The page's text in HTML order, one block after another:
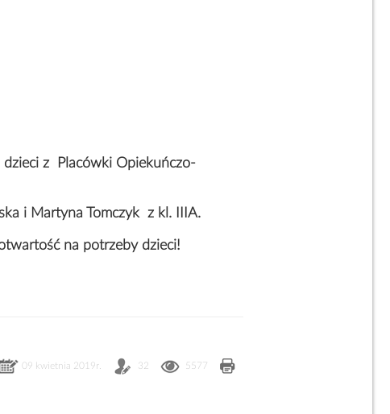
dzieci z Placówki Opiekuńczo-
i Martyna Tomczyk z kl. IIIA.
na potrzeby dzieci!
09 kwietnia 2019r. 32 5577